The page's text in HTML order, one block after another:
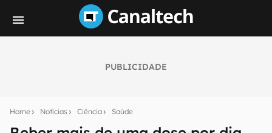
PUBLICIDADE
Home Notícias Ciência Saúde
notícias e reviews sobre tecnologia em primeira
mão.